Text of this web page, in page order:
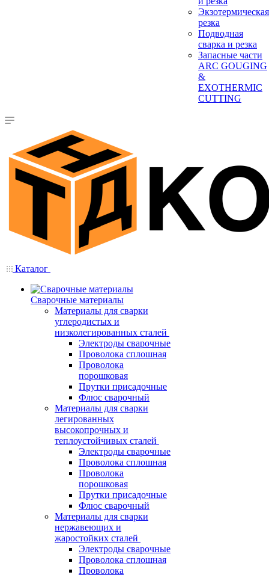
Экзотермическая
резка
Подводная
сварка и резка
Запасные части
ARC GOUGING
&
EXOTHERMIC
CUTTING
Каталог
Сварочные материалы
Материалы для сварки
углеродистых и
низколегированных сталей
Электроды сварочные
Проволока сплошная
Проволока
порошковая
Прутки присадочные
Флюс сварочный
Материалы для сварки
легированных
высокопрочных и
теплоустойчивых сталей
Электроды сварочные
Проволока сплошная
Проволока
порошковая
Прутки присадочные
Флюс сварочный
Материалы для сварки
нержавеющих и
жаростойких сталей
Электроды сварочные
Проволока сплошная
Проволока